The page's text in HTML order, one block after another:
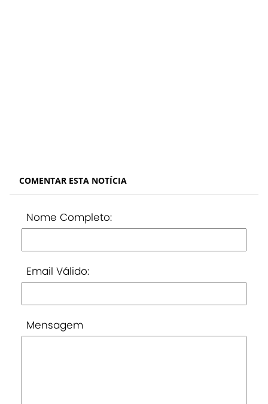
COMENTAR ESTA NOTÍCIA
Nome Completo:
Email Válido:
Mensagem